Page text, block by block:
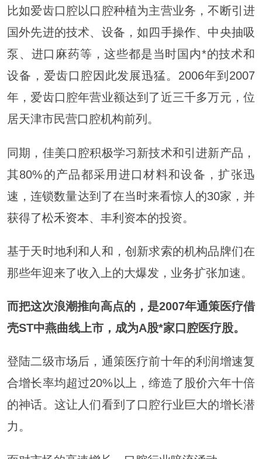
比如爱齿口腔以口腔种植为主营业务，不断引进
国外先进的技术、设备，如四手操作、中央抽吸
泵、进口麻药等，这些都是当时国内*的技术和
设备，爱齿口腔因此发展迅猛。2006年到2007
年，爱齿口腔年营业额达到了近三千多万元，位
居天津市民营口腔机构前列。
同期，佳美口腔积极学习新技术和引进新产品，
其80%的产品都采用进口材料和设备，扩张迅
速，连锁数量达到了在当时来看惊人的30家，并
获得了松禾资本、丰利资本的投资。
基于天时地利和人和，创新求索的机构品牌们在
那些年迎来了收入上的大爆发，业务扩张加速。
而把这次浪潮推向高点的，是2007年通策医疗借
壳ST中燕曲线上市，成为A股*家口腔医疗股。
登陆二级市场后，通策医疗前十年的利润增速复
合增长率均超过20%以上，缔造了股价六年十倍
的神话。这让人们看到了口腔行业巨大的增长潜
力。